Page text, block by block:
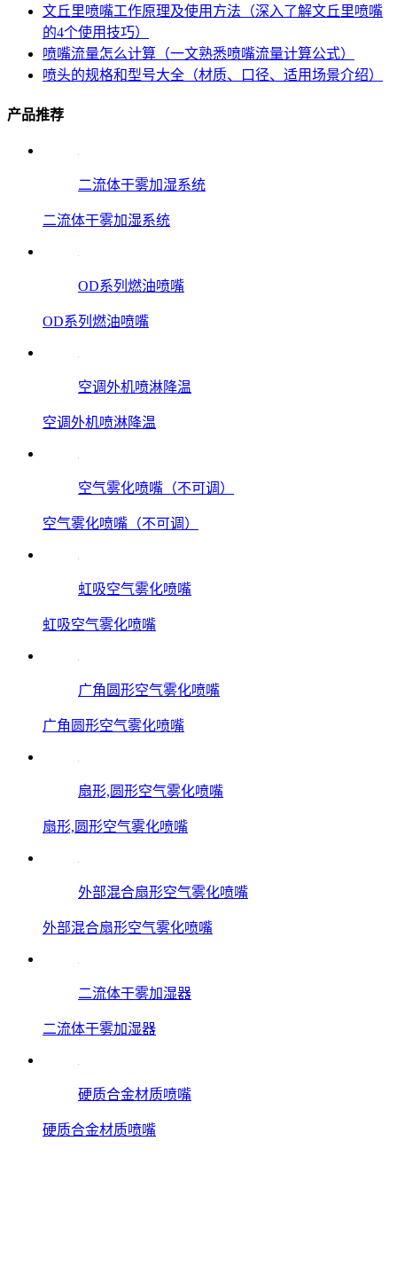
文丘里喷嘴工作原理及使用方法（深入了解文丘里喷嘴
的4个使用技巧）
喷嘴流量怎么计算（一文熟悉喷嘴流量计算公式）
喷头的规格和型号大全（材质、口径、适用场景介绍）
产品推荐
二流体干雾加湿系统
二流体干雾加湿系统
OD系列燃油喷嘴
OD系列燃油喷嘴
空调外机喷淋降温
空调外机喷淋降温
空气雾化喷嘴（不可调）
空气雾化喷嘴（不可调）
虹吸空气雾化喷嘴
虹吸空气雾化喷嘴
广角圆形空气雾化喷嘴
广角圆形空气雾化喷嘴
扇形,圆形空气雾化喷嘴
扇形,圆形空气雾化喷嘴
外部混合扇形空气雾化喷嘴
外部混合扇形空气雾化喷嘴
二流体干雾加湿器
二流体干雾加湿器
硬质合金材质喷嘴
硬质合金材质喷嘴